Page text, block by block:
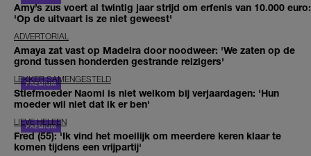
Amy’s zus voert al twintig jaar strijd om erfenis van 10.000 euro:
'Op de uitvaart is ze niet geweest'
ADVERTORIAL
Amaya zat vast op Madeira door noodweer: 'We zaten op de
grond tussen honderden gestrande reizigers'
LEKKER SAMENGESTELD
Stiefmoeder Naomi is niet welkom bij verjaardagen: 'Hun
moeder wil niet dat ik er ben'
LIEVE HELEEN
Fred (55): 'Ik vind het moeilijk om meerdere keren klaar te
komen tijdens een vrijpartij'